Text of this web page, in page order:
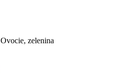
Ovocie, zelenina